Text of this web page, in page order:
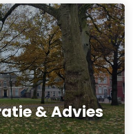
& Advies